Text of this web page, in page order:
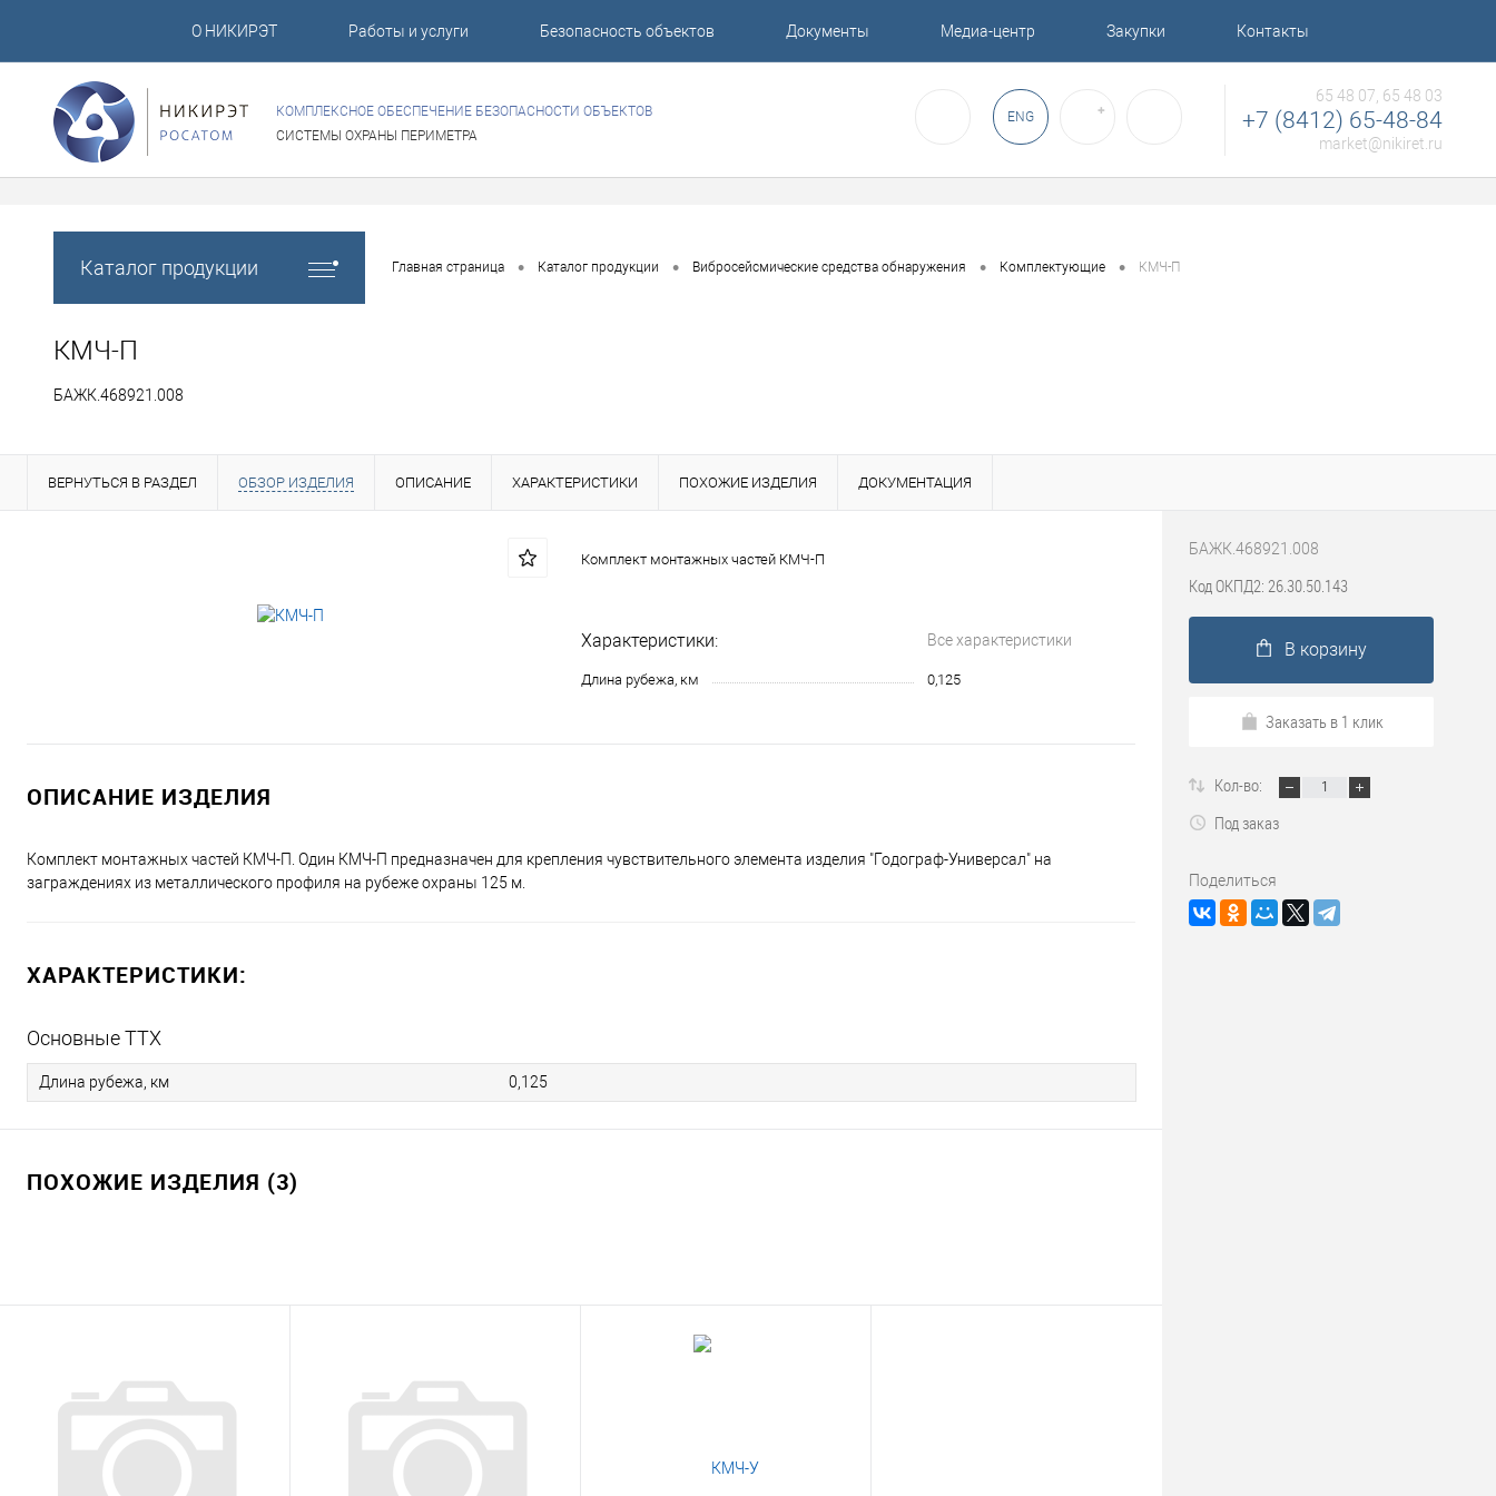
О НИКИРЭТ Работы и услуги Безопасность объектов Документы Медиа-центр Закупки Контакты
КОМПЛЕКСНОЕ ОБЕСПЕЧЕНИЕ БЕЗОПАСНОСТИ ОБЪЕКТОВ
СИСТЕМЫ ОХРАНЫ ПЕРИМЕТРА
ENG ✚
65 48 07, 65 48 03
+7 (8412) 65-48-84
market@nikiret.ru
Каталог продукции Главная страница • Каталог продукции • Вибросейсмические средства обнаружения • Комплектующие • КМЧ-П
КМЧ-П
БАЖК.468921.008
ВЕРНУТЬСЯ В РАЗДЕЛ ОБЗОР ИЗДЕЛИЯ ОПИСАНИЕ ХАРАКТЕРИСТИКИ ПОХОЖИЕ ИЗДЕЛИЯ ДОКУМЕНТАЦИЯ
Комплект монтажных частей КМЧ-П
Характеристики: Все характеристики
Длина рубежа, км 0,125
ОПИСАНИЕ ИЗДЕЛИЯ
Комплект монтажных частей КМЧ-П. Один КМЧ-П предназначен для крепления чувствительного элемента изделия "Годограф-Универсал" на
заграждениях из металлического профиля на рубеже охраны 125 м.
ХАРАКТЕРИСТИКИ:
Основные ТТХ
Длина рубежа, км 0,125
ПОХОЖИЕ ИЗДЕЛИЯ (3)
БАЖК.468921.008
Код ОКПД2: 26.30.50.143
В корзину
Заказать в 1 клик
Кол-во:
Под заказ
Поделиться